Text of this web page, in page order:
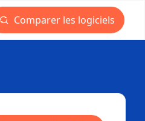
Comparer les logiciels